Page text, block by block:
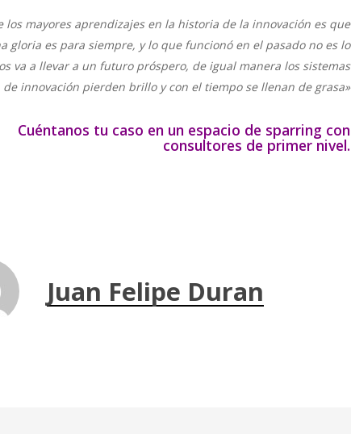
los mayores aprendizajes en la historia de la innovación es que
gloria es para siempre, y lo que funcionó en el pasado no es lo
va a llevar a un futuro próspero, de igual manera los sistemas
de innovación pierden brillo y con el tiempo se llenan de grasa»
Cuéntanos tu caso en un espacio de sparring con
consultores de primer nivel.
Juan Felipe Duran